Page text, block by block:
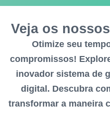
Veja os
Otimize seu
compromissos!
inovador sistema de
digital. Descubra
transformar a maneira